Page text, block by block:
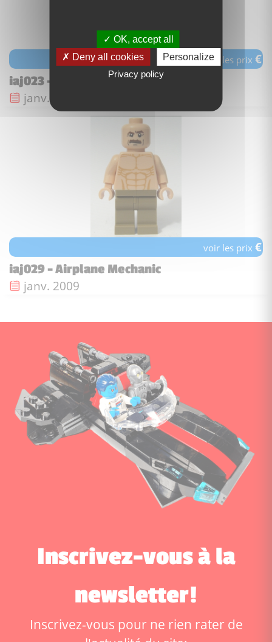
voir les prix €
iaj023 - German Soldier 5
Date de sortie :
janv. 2009
voir les prix€
iaj029 - Airplane Mechanic
Date de sortie :
janv. 2009
Inscrivez-vous à la
newsletter!
Inscrivez-vous pour ne rien rater de
OK, accept all
Deny all cookies
Personalize
Privacy policy